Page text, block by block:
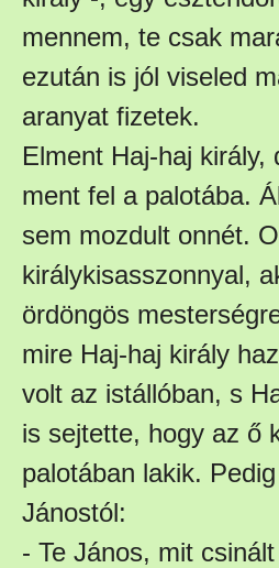
mennem, te csak
ezután is jól viseled
aranyat fizetek.
Elment Haj-haj király,
ment fel a palotába.
sem mozdult onnét.
királykisasszonnyal,
ördöngös
mire Haj-haj király
volt az istállóban, s
is sejtette, hogy az ő
palotában lakik.
Jánostól:
- Te János, mit